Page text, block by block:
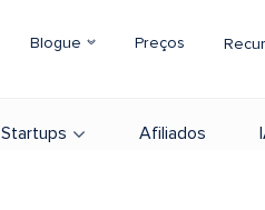
Blogue Preços
Startups Afiliados